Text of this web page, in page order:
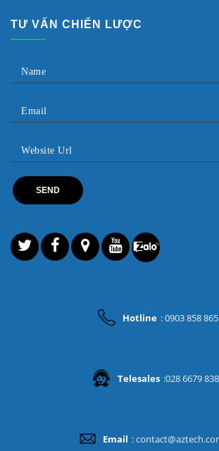
TƯ VẤN CHIẾN LƯỢC
Hotline : 0903 858 865
Telesales :028 6679
Email :